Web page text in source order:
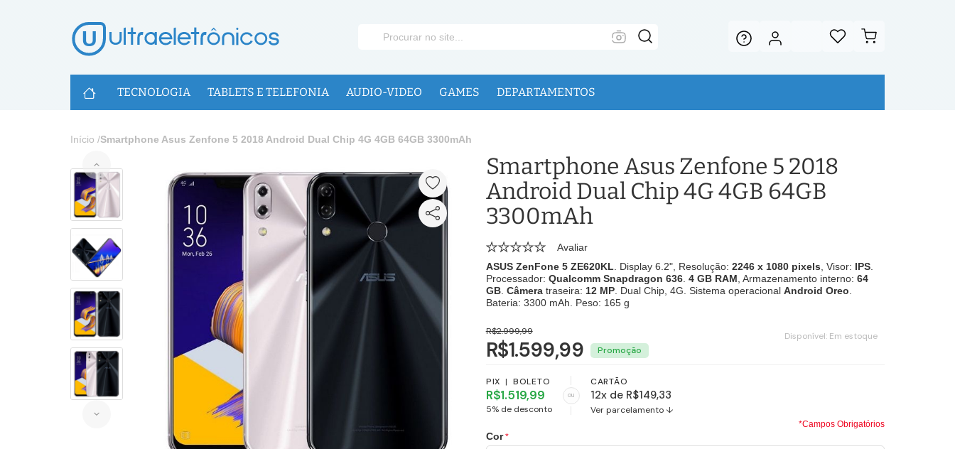
U
TECNOLOGIA TABLETS E TELEFONIA AUDIO-VIDEO GAMES DEPARTAMENTOS
Início /Smartphone Asus Zenfone 5 2018 Android Dual Chip 4G 4GB 64GB 3300mAh
Smartphone Asus Zenfone 5 2018
Android Dual Chip 4G 4GB 64GB
3300mAh
Avaliar
ASUS ZenFone 5 ZE620KL . Display 6.2", Resolução: 2246 x 1080 pixels , Visor: IPS.
Processador: Qualcomm Snapdragon 636. 4 GB RAM , Armazenamento interno: 64
GB. Câmeratraseira: 12 MP. Dual Chip, 4G. Sistema operacional Android Oreo
Bateria: 3300 mAh. Peso: 165 g
Disponível: Em estoque
R$2.999,99
R$1.599,99
PIX | BOLETO
R$1.519,99
5% de desconto
ou
CARTÃO
12x de R$149,33
Ver parcelamento ↓
Cor
*Campos Obrigatórios